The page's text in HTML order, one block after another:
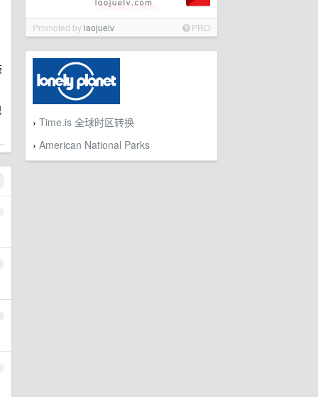
Promoted bylaojuelv PRO
› Time.is 全球时区转换
› American National Parks